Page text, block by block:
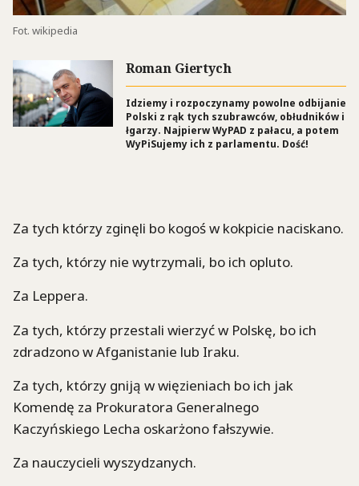
Fot. wikipedia
Roman Giertych
Idziemy i rozpoczynamy powolne odbijanie
Polski z rąk tych szubrawców, obłudników i
łgarzy. Najpierw WyPAD z pałacu, a potem
WyPiSujemy ich z parlamentu. Dość!
Za tych którzy zginęli bo kogoś w kokpicie naciskano.
Za tych, którzy nie wytrzymali, bo ich opluto.
Za Leppera.
Za tych, którzy przestali wierzyć w Polskę, bo ich
zdradzono w Afganistanie lub Iraku.
Za tych, którzy gniją w więzieniach bo ich jak
Komendę za Prokuratora Generalnego
Kaczyńskiego Lecha oskarżono fałszywie.
Za nauczycieli wyszydzanych.